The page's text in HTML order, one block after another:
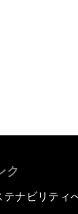
ク
テナビリティ